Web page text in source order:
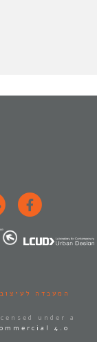
המעבדה
under a
4.0